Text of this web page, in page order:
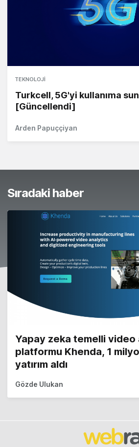
TEKNOLOJI
Turkcell, 5G'yi kullanıma
[Güncellendi]
Arden Papuççiyan
Sıradaki haber
Yapay zeka temelli video
platformu Khenda, 1
yatırım aldı
Gözde Ulukan